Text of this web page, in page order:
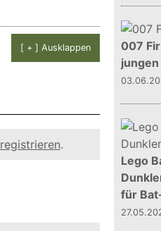
[ + ] Ausklappen
registrieren.
007
jungen
Lego
für